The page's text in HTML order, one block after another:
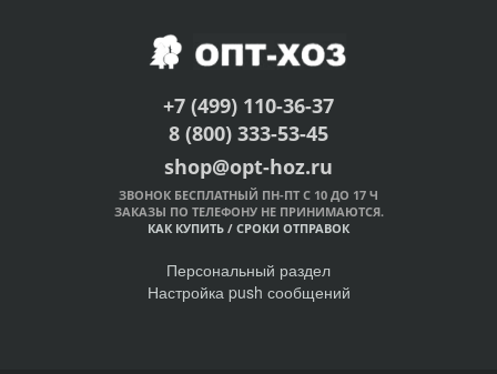
+7 (499) 110-36-37
8 (800) 333-53-45
shop@opt-hoz.ru
ЗВОНОК БЕСПЛАТНЫЙ ПН-ПТ С 10 ДО 17 Ч
ЗАКАЗЫ ПО ТЕЛЕФОНУ НЕ ПРИНИМАЮТСЯ.
КАК КУПИТЬ / СРОКИ ОТПРАВОК
Персональный раздел
Настройка push сообщений